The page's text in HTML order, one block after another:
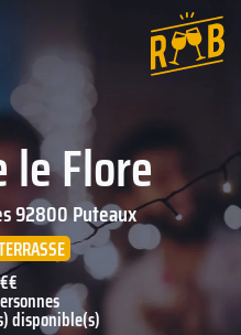
Flore
92800Puteaux
disponible(s)